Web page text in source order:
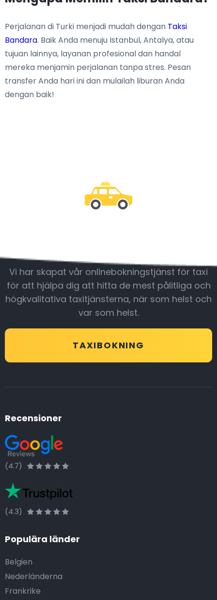
Perjalanan di Turki menjadi mudah dengan Taksi
Bandara. Baik Anda menuju Istanbul, Antalya, atau
tujuan lainnya, layanan profesional dan handal
mereka menjamin perjalanan tanpa stres. Pesan
transfer Anda hari ini dan mulailah liburan Anda
dengan baik!
Vi har skapat vår onlinebokningstjänst för taxi
för att hjälpa dig att hitta de mest pålitliga och
högkvalitativa taxitjänsterna, när som helst och
var som helst.
TAXIBOKNING
Recensioner
(4.7)
(4.3)
Populära länder
Belgien
Nederländerna
Frankrike